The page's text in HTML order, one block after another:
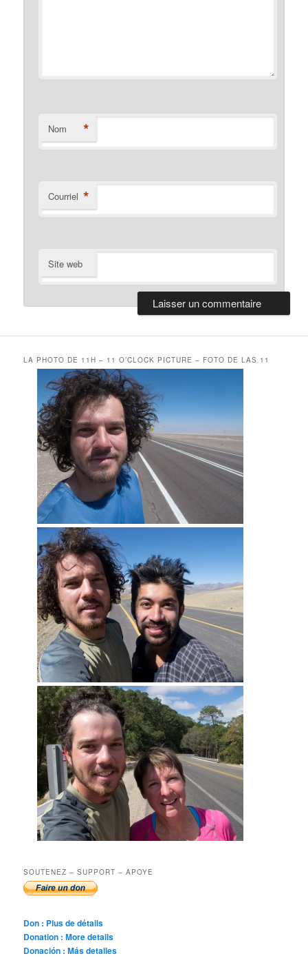
Nom *
Courriel *
Site web
LA PHOTO DE 11H – 11 O’CLOCK PICTURE – FOTO DE LAS 11
SOUTENEZ – SUPPORT – APOYE
Don : Plus de détails
Donation : More details
Donación : Más detalles